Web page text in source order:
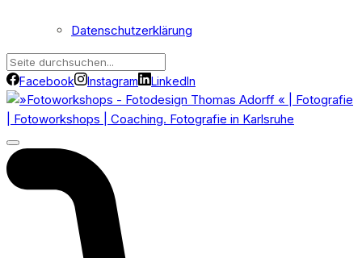
Datenschutzerklärung
Facebook Instagram LinkedIn